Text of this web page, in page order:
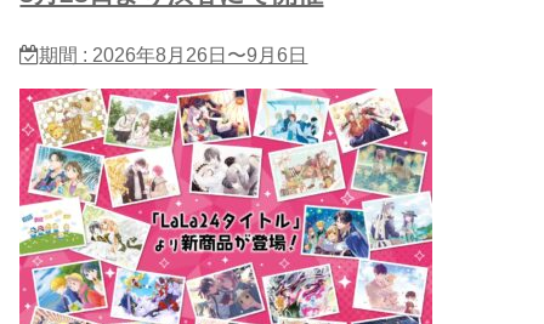
期間 : 2026年8月26日〜9月6日